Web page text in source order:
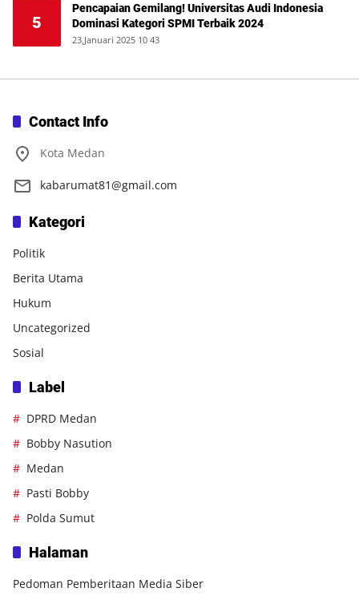
5
Pencapaian Gemilang! Universitas Audi Indonesia
Dominasi Kategori SPMI Terbaik 2024
23,Januari 2025 10 43
Contact Info
Kota Medan
kabarumat81@gmail.com
Kategori
Politik
Berita Utama
Hukum
Uncategorized
Sosial
Label
DPRD Medan
Bobby Nasution
Medan
Pasti Bobby
Polda Sumut
Halaman
Pedoman Pemberitaan Media Siber